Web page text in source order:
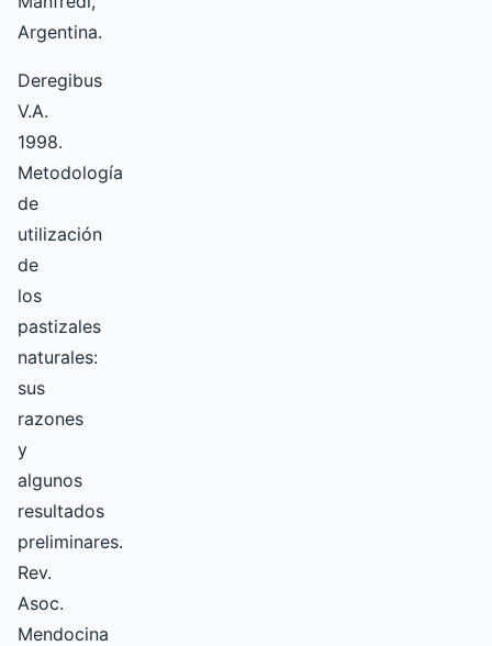
Argentina.
Deregibus
V.A.
1998.
Metodología
de
utilización
de
los
pastizales
naturales:
sus
razones
y
algunos
resultados
preliminares.
Rev.
Asoc.
Mendocina